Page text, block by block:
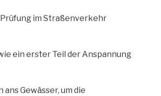
Prüfung im Straßenverkehr
ein erster Teil der Anspannung
ans Gewässer, um die